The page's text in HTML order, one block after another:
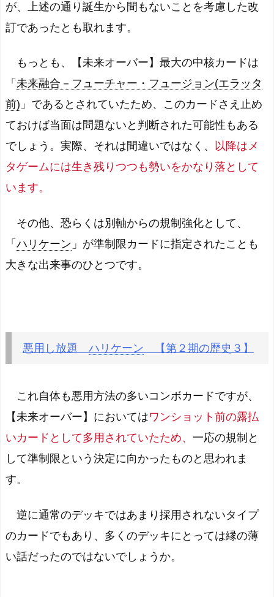
が、上述の通り誕生から間もないことを考慮した改
訂であったとも取れます。
もっとも、【未来オーバー】最大の中核カードは
「 未来融合－フューチャー・フュージョン(エラッタ
前) 」であるとされていたため、このカードさえ止め
ておけば当面は問題ないと判断された可能性もある
でしょう。実際、それは間違いではなく、 以降はメ
タゲームには生き残りつつも勢いをかなり落として
います。
その他、恐らくは別軸からの規制強化として、
「 ハリケーン 」が準制限カードに指定されたことも
大きな出来事のひとつです。
悪用し放題 ハリケーン 【第２期の歴史３】
これ自体も悪用方法の多いコンボカードですが、
【未来オーバー】においてはワンショット前の露払
いカードとして多用されていたため、 一応の規制と
して準制限という決定に向かったものと思われま
す。
逆に通常のデッキではあまり採用されないタイプ
のカードでもあり、多くのデッキにとっては縁の薄
い話だったのではないでしょうか。